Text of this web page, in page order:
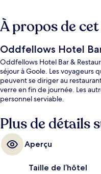
À propos de
Oddfellows Hotel
Oddfellows Hotel Bar &
séjour à Goole. Les voyageurs
peuvent se diriger au
verre en fin de journée. Les
personnel serviable.
Plus de détails
Aperçu
Taille de l’hôtel